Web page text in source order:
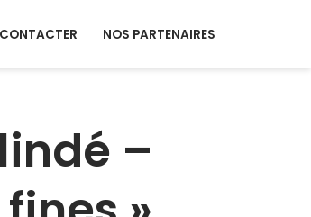
NOS PARTENAIRES
–